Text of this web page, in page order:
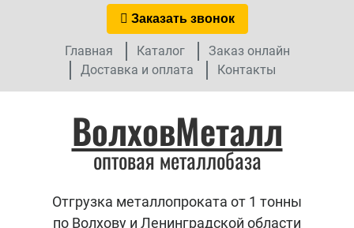
Заказать звонок
Главная Каталог
Заказ онлайн
Доставка и оплата
Контакты
ВолховМеталл
оптовая металлобаза
Отгрузка металлопроката от 1 тонны
по Волхову и Ленинградской области